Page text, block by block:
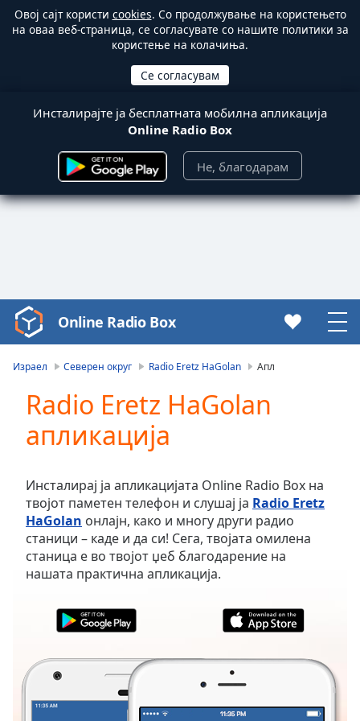
Овој сајт користи cookies. Со продолжување на користењето
на оваа веб-страница, се согласувате со нашите политики за
користење на колачиња.
Инсталирајте ја бесплатната мобилна апликација
Online Radio Box
Не, благодарам
Video
Player
Video
Skip
Forward
Mute
Current
Time0:00
Duration-:-
Seek to
live,
behind
Online Radio Box
Израел Северен округ Radio Eretz HaGolan Апл
Radio Eretz HaGolan
апликација
Инсталирај ја апликацијата Online Radio Box на
твојот паметен телефон и слушај ја Radio Eretz
HaGolan онлајн, како и многу други радио
станици – каде и да си! Сега, твојата омилена
станица е во твојот џеб благодарение на
нашата практична апликација.